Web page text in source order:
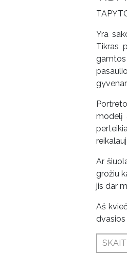
Yra
Tikras
modelį
Ar
grožiu
jis dar
Aš